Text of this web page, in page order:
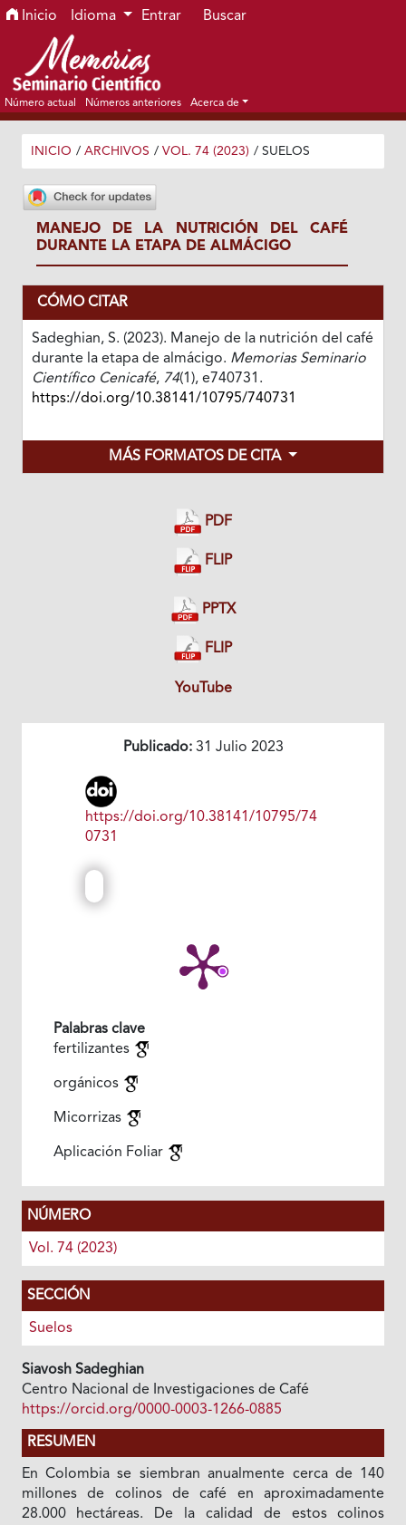
Ir al menú de navegación principal
Ir al contenido principal
Ir al pie de página del sitio
Inicio Idioma Entrar Buscar
Número actual Números anteriores Acerca de
INICIO / ARCHIVOS / VOL. 74 (2023) / SUELOS
MANEJO DE LA NUTRICIÓN DEL CAFÉ
DURANTE LA ETAPA DE ALMÁCIGO
CÓMO CITAR
Sadeghian, S. (2023). Manejo de la nutrición del café
durante la etapa de almácigo. Memorias Seminario
Científico Cenicafé, 74(1), e740731.
https://doi.org/10.38141/10795/740731
MÁS FORMATOS DE CITA
PDF
FLIP
PPTX
FLIP
YouTube
Publicado:31 Julio 2023
https://doi.org/10.38141/10795/74
0731
Palabras clave
fertilizantes
orgánicos
Micorrizas
Aplicación Foliar
NÚMERO
Vol. 74 (2023)
SECCIÓN
Suelos
Siavosh Sadeghian
Centro Nacional de Investigaciones de Café
https://orcid.org/0000-0003-1266-0885
RESUMEN
En Colombia se siembran anualmente cerca de 140
millones de colinos de café en aproximadamente
28.000 hectáreas. De la calidad de estos colinos